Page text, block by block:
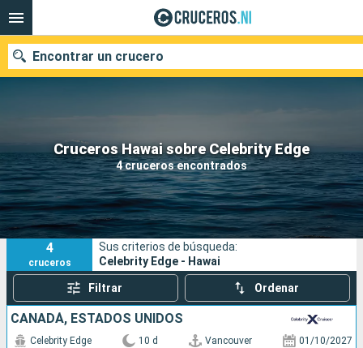
Cruceros Hawai sobre Celebrity Edge
4 cruceros encontrados
Encontrar un crucero
Nuestros destinos
Fecha de salida
Puertos Compañías
Buscar
4
cruceros
Sus criterios de búsqueda:
Celebrity Edge - Hawai
Filtrar Ordenar
CANADÁ, ESTADOS UNIDOS
Celebrity Edge 10 d Vancouver 01/10/2027